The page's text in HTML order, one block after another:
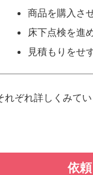
商品を購入さ
床下点検を進
見積もりをせ
れぞれ詳しくみてい
依